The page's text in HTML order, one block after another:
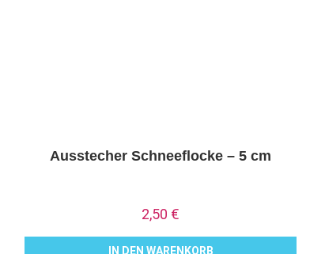
Ausstecher Schneeflocke – 5 cm
2,50 €
IN DEN WARENKORB